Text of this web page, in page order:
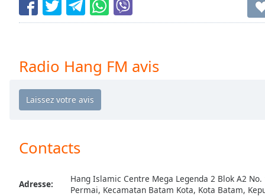
Chapters
descriptions
Radio Hang FM avis
Contacts
Adresse:
Hang Islamic Centre Mega Legenda 2 Blok A2
Permai, Kecamatan Batam Kota, Kota Batam,